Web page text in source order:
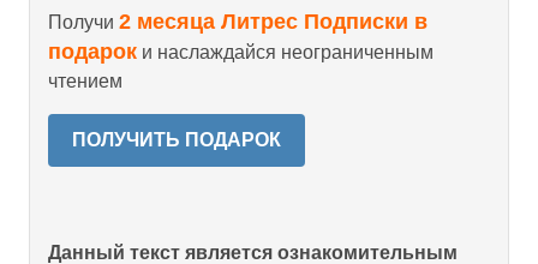
Получи 2 месяца Литрес Подписки в
подарок и наслаждайся неограниченным
чтением
ПОЛУЧИТЬ ПОДАРОК
Данный текст является ознакомительным